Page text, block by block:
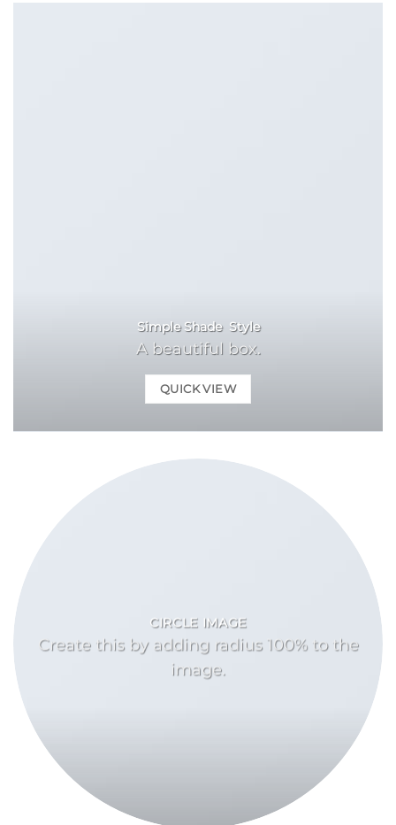
Simple Shade Style
A beautiful box.
QUICK VIEW
CIRCLE IMAGE
Create this by adding radius 100% to the
image.